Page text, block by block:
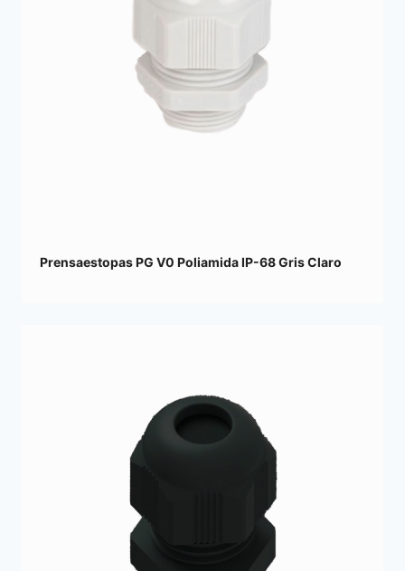
Prensaestopas PG V0 Poliamida IP-68 Gris Claro